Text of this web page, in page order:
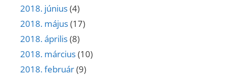
2018. június(4)
2018. május(17)
2018. április(8)
2018. március(10)
2018. február(9)